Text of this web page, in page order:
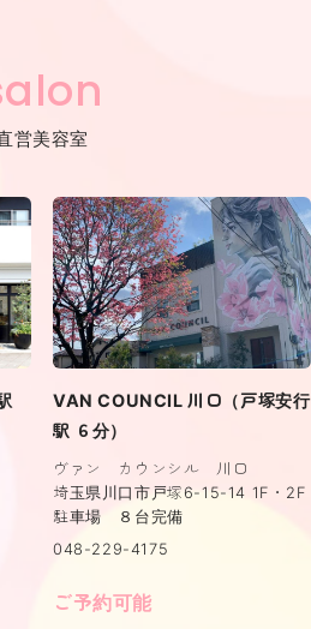
営美容室
VAN COUNCIL 川口（戸塚安行
駅 ６分）
ヴァン カウンシル 川口
埼玉県川口市戸塚6-15-14 1F・2F
駐車場 ８台完備
048-229-4175
ご予約可能